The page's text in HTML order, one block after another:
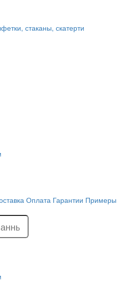
стаканы, скатерти
Оплата Гарантии Примеры